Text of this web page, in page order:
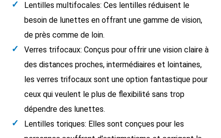
Lentilles multifocales: Ces lentilles réduisent le
besoin de lunettes en offrant une gamme de vision,
de près comme de loin.
Verres trifocaux: Conçus pour offrir une vision claire à
des distances proches, intermédiaires et lointaines,
les verres trifocaux sont une option fantastique pour
ceux qui veulent le plus de flexibilité sans trop
dépendre des lunettes.
Lentilles toriques: Elles sont conçues pour les